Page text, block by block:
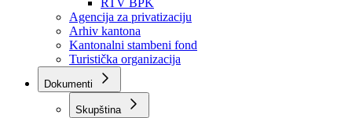
Javna preduzeća
BPK šume
RTV BPK
Agencija za privatizaciju
Arhiv kantona
Kantonalni stambeni fond
Turistička organizacija